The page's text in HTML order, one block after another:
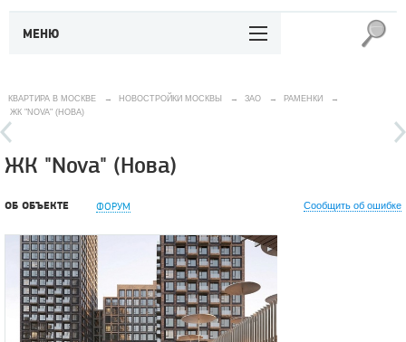
МЕНЮ
КВАРТИРА В МОСКВЕ → НОВОСТРОЙКИ МОСКВЫ → ЗАО → РАМЕНКИ
→
ЖК "NOVA" (НОВА)
ЖК "Nova" (Нова)
ОБ ОБЪЕКТЕ ФОРУМ Сообщить об ошибке